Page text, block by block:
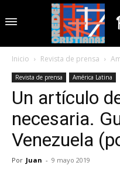
Inicio Revista de prensa
Revista de prensa América Latina
Un artículo
necesaria.
Venezuela
Por Juan - 9 mayo 2019